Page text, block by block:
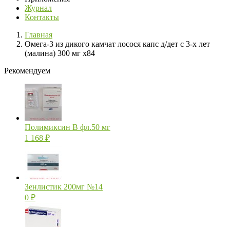
Журнал
Контакты
Главная
Омега-3 из дикого камчат лосося капс д/дет с 3-х лет
(малина) 300 мг х84
Рекомендуем
Полимиксин В фл.50 мг
1 168 ₽
Зенлистик 200мг №14
0 ₽